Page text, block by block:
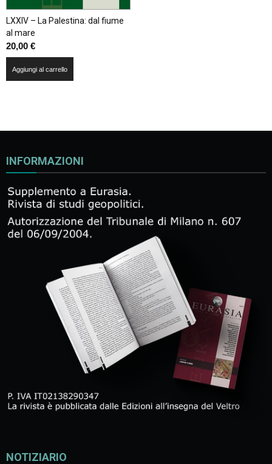
LXXIV – La Palestina: dal fiume
al mare
20,00 €
Aggiungi al carrello
INFORMAZIONI
NOTIZIARIO